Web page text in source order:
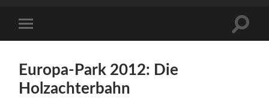
Menü
Europa-Park 2012: Die
Holzachterbahn